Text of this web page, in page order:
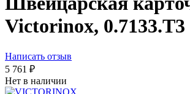
Victorinox, 0.7133.T3
Написать отзыв
5 761 ₽
Нет в наличии